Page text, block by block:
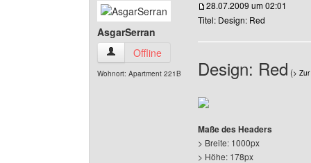
AsgarSerran
AsgarSerran Benutzer-Profile anzeigen
Offline
Wohnort: Apartment 221B
28.07.2009 um 02:01
Titel: Design: Red
Design: Red (>
Maße des Headers
> Breite: 1000px
> Höhe: 178px